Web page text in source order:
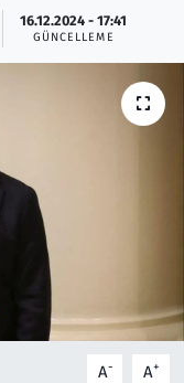
16.12.2024 - 17:41
GÜNCELLEME
A- A+